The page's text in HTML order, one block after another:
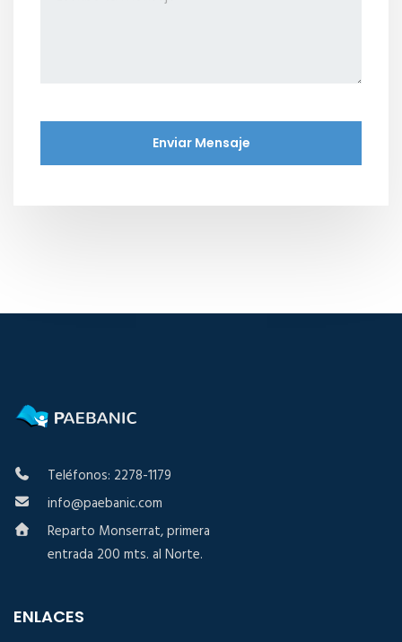
Teléfonos: 2278-1179
info@paebanic.com
Reparto Monserrat, primera
entrada 200 mts. al Norte.
ENLACES